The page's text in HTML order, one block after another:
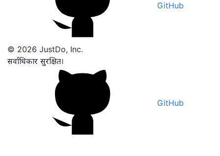
GitHub
© 2026 JustDo, Inc.
सर्वाधिकार सुरक्षित।
GitHub